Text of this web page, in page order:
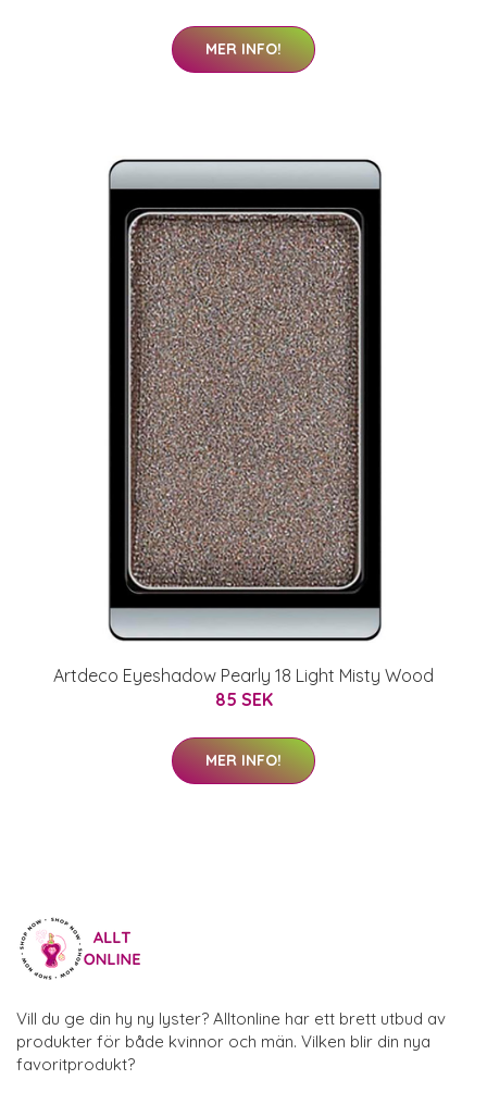
MER INFO!
Artdeco Eyeshadow Pearly 18 Light Misty Wood
85 SEK
MER INFO!
Vill du ge din hy ny lyster? Alltonline har ett brett utbud av
produkter för både kvinnor och män. Vilken blir din nya
favoritprodukt?